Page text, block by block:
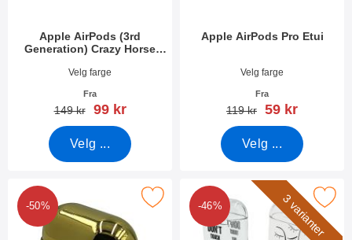
Apple AirPods (3rd
Generation) Crazy Horse
Varenummer 44467
Velg farge
Fra
gammel pris
149 kr ny pris
99 kr
Velg ...
Apple AirPods Pro Etui
Varenummer 39052
Velg farge
Fra
gammel pris
119 kr ny pris
59 kr
Velg ...
-50%
Merk apple AirPods Metallic Case som favoritt 3 varianter
-46%
Merk apple AirPods